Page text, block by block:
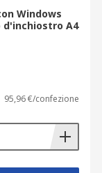
Windows
d'inchiostro A4
95,96 €/confezione